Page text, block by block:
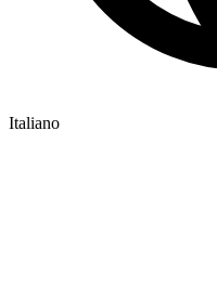
Italiano